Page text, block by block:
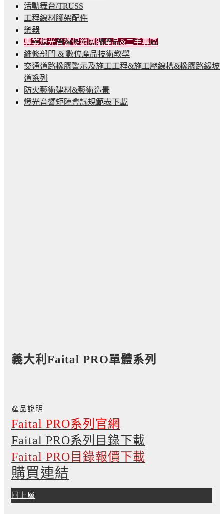
活動舞台/TRUSS
工程線材腳架配件
樂器
專業燈光音響促銷團購產品&二手專區
維修部門 & 數位產品技術教學
交通道路橡膠警示及施工工程&施工壓線槽&橡膠路緣坡
道系列
防火藝術建材&藝術造景
燈光音響矩陣會議規範表下載
義大利Faital PRO單體系列
產品說明
​Faital PRO系列官網
Faital PRO系列目錄下載
Faital PRO 目錄報價下載
購買連結
回上層